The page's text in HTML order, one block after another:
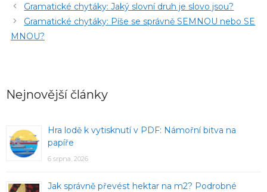
Gramatické chytáky: Jaký slovní druh je slovo jsou?
Gramatické chytáky: Píše se správně SEMNOU nebo SE
MNOU?
Nejnovější články
Hra lodě k vytisknutí v PDF: Námořní bitva na
papíře
6 srpna, 2026
Jak správně převést hektar na m2? Podrobné